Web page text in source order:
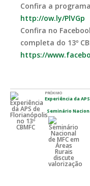
Confira a
http://ow.ly/PlVGp
Confira no
completa do 13º
https://
PRÓXIMO
Experiência da
Seminário